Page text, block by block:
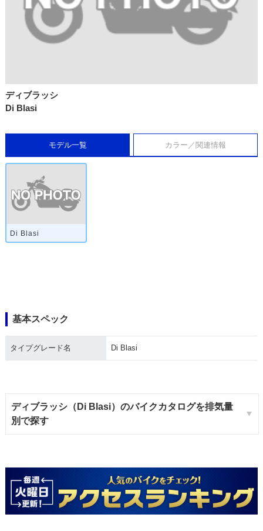
ディブラッシ
Di Blasi
モデル一覧 カラー／関連情報
Di Blasi
基本スペック
タイプグレード名 Di Blasi
ディブラッシ（Di Blasi）のバイクカタログを排気量
別で探す